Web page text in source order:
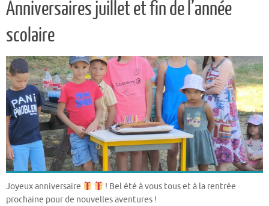
Anniversaires juillet et fin de l’année
scolaire
Joyeux anniversaire
! Bel été à vous tous et à la rentrée
prochaine pour de nouvelles aventures !